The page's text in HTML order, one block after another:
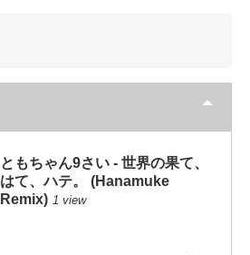
ともちゃん9さい - 世界の果て、
はて、ハテ。 (Hanamuke
Remix) 1 view